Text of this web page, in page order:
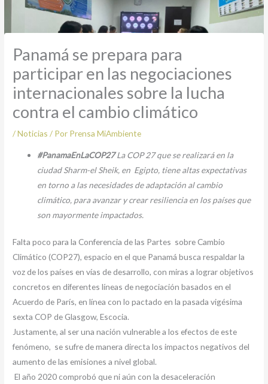
Panamá se prepara para
participar en las negociaciones
internacionales sobre la lucha
contra el cambio climático
/Noticias / Por Prensa MiAmbiente
#PanamaEnLaCOP27La COP 27 que se realizará en la
ciudad Sharm-el Sheik, en Egipto, tiene altas expectativas
en torno a las necesidades de adaptación al cambio
climático, para avanzar y crear resiliencia en los países que
son mayormente impactados.
Falta poco para la Conferencia de las Partes sobre Cambio
Climático (COP27), espacio en el que Panamá busca respaldar la
voz de los países en vías de desarrollo, con miras a lograr objetivos
concretos en diferentes líneas de negociación basados en el
Acuerdo de París, en línea con lo pactado en la pasada vigésima
sexta COP de Glasgow, Escocia.
Justamente, al ser una nación vulnerable a los efectos de este
fenómeno, se sufre de manera directa los impactos negativos del
aumento de las emisiones a nivel global.
El año 2020 comprobó que ni aún con la desaceleración